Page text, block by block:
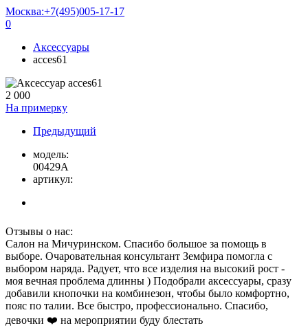
Москва:+7(495)005-17-17
0
Аксессуары
acces61
2 000
На примерку
Предыдущий
модель:
00429A
артикул:
Отзывы о нас:
Салон на Мичуринском. Спасибо большое за помощь в
выборе. Очаровательная консультант Земфира помогла с
выбором наряда. Радует, что все изделия на высокий рост -
моя вечная проблема длинны ) Подобрали аксессуары, сразу
добавили кнопочки на комбинезон, чтобы было комфортно,
пояс по талии. Все быстро, профессионально. Спасибо,
девочки ❤️ на мероприятии буду блестать